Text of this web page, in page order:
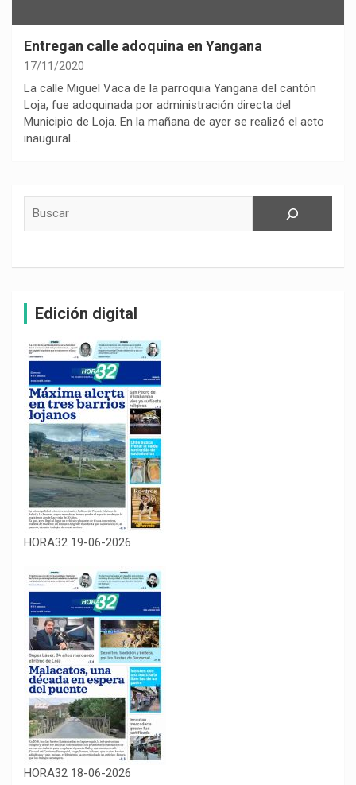
Entregan calle adoquina en Yangana
17/11/2020
La calle Miguel Vaca de la parroquia Yangana del cantón
Loja, fue adoquinada por administración directa del
Municipio de Loja. En la mañana de ayer se realizó el acto
inaugural.…
Edición digital
HORA32 19-06-2026
HORA32 18-06-2026